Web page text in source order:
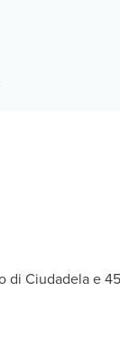
di Ciudadela e
Wi-fi,
pagamento,